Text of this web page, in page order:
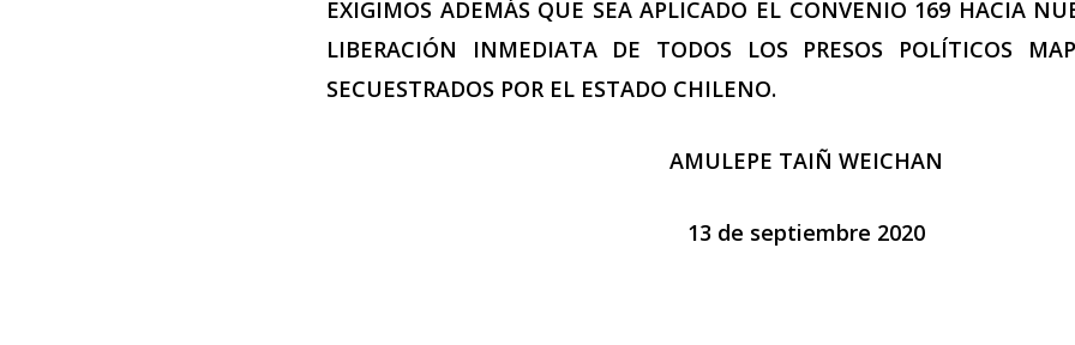
EXIGIMOS ADEMÁS QUE SEA APLICADO EL CONVENIO 169 HACIA
LIBERACIÓN INMEDIATA DE TODOS LOS PRESOS POLÍTICOS
SECUESTRADOS POR EL ESTADO CHILENO.
AMULEPE TAIÑ WEICHAN
13 de septiembre 2020